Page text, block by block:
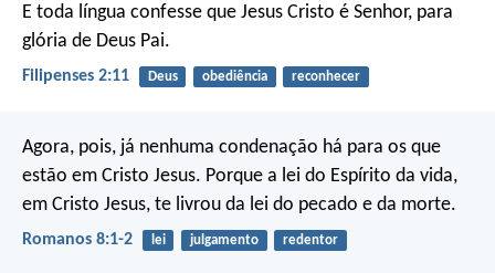
E toda língua confesse que Jesus Cristo é Senhor, para
glória de Deus Pai.
Filipenses 2:11 Deus obediência reconhecer
Agora, pois, já nenhuma condenação há para os que
estão em Cristo Jesus. Porque a lei do Espírito da vida,
em Cristo Jesus, te livrou da lei do pecado e da morte.
Romanos 8:1-2 lei julgamento redentor